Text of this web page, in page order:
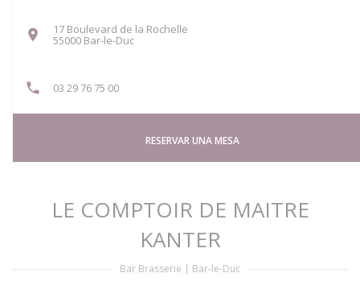
17 Boulevard de la Rochelle
55000 Bar-le-Duc((abre en una nueva ventana))
03 29 76 75 00
RESERVAR UNA MESA
LE COMPTOIR DE MAITRE
KANTER
Bar Brasserie | Bar-le-Duc